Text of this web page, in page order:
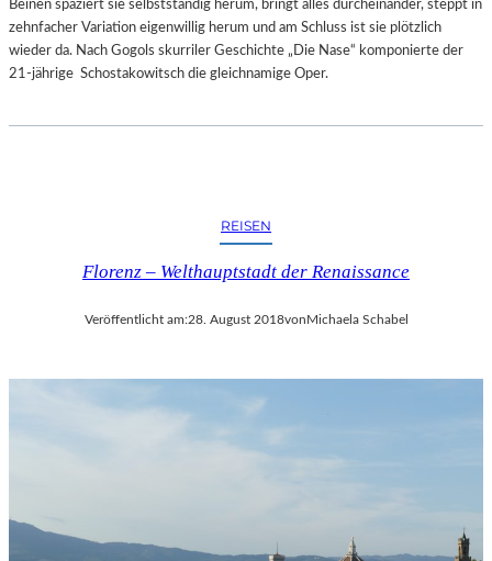
Beinen spaziert sie selbstständig herum, bringt alles durcheinander, steppt in
zehnfacher Variation eigenwillig herum und am Schluss ist sie plötzlich
wieder da. Nach Gogols skurriler Geschichte „Die Nase“ komponierte der
21-jährige Schostakowitsch die gleichnamige Oper.
REISEN
Florenz – Welthauptstadt der Renaissance
Veröffentlicht am:28. August 2018vonMichaela Schabel